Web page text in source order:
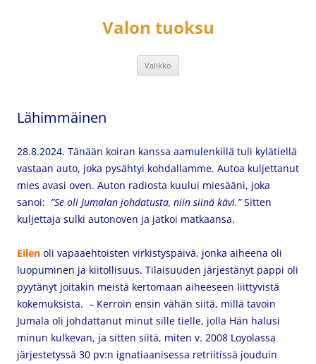
Valon tuoksu
Valikko
Lähimmäinen
28.8.2024. Tänään koiran kanssa aamulenkillä tuli kylätiellä
vastaan auto, joka pysähtyi kohdallamme. Autoa kuljettanut
mies avasi oven. Auton radiosta kuului miesääni, joka
sanoi: ”Se oli Jumalan johdatusta, niin siinä kävi.”Sitten
kuljettaja sulki autonoven ja jatkoi matkaansa.
Eilen oli vapaaehtoisten virkistyspäivä, jonka aiheena oli
luopuminen ja kiitollisuus. Tilaisuuden järjestänyt pappi oli
pyytänyt joitakin meistä kertomaan aiheeseen liittyvistä
kokemuksista. – Kerroin ensin vähän siitä, millä tavoin
Jumala oli johdattanut minut sille tielle, jolla Hän halusi
minun kulkevan, ja sitten siitä, miten v. 2008 Loyolassa
järjestetyssä 30 pv:n ignatiaanisessa retriitissä jouduin